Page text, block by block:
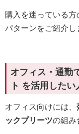
購入を迷っている
パターンをご紹介し
オフィス・通勤
ト を活用した
オフィス向けには、
ックプリーツの組み